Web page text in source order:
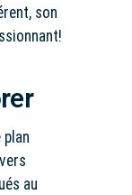
son
plan
au